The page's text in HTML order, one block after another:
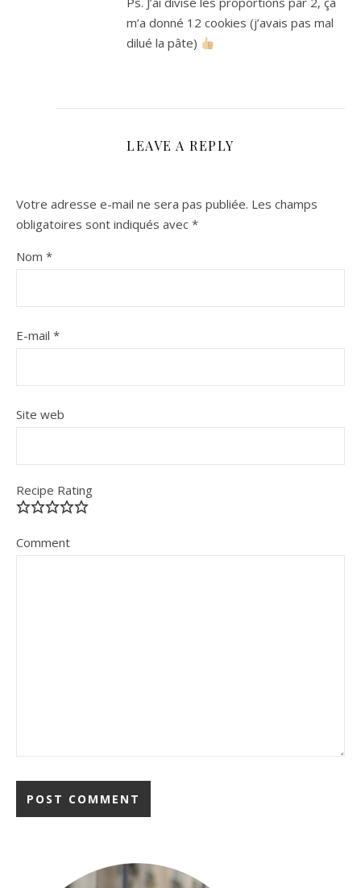
m’a donné 12 cookies (j’avais pas mal
dilué la pâte)
LEAVE A REPLY
Votre adresse e-mail ne sera pas publiée. Les champs
obligatoires sont indiqués avec *
Nom *
E-mail *
Site web
Recipe Rating
Comment